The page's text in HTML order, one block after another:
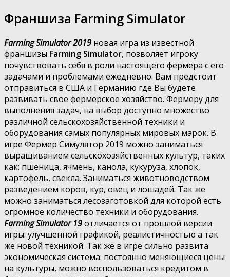
Франшиза Farming Simulator
Farming Simulator 2019 новая игра из известной
франшизы Farming Simulator, позволяет игроку
почувствовать себя в роли настоящего фермера с его
задачами и проблемами ежедневно. Вам предстоит
отправиться в США и Германию где Вы будете
развивать свое фермерское хозяйство. Фермеру для
выполнения задач, на выбор доступно множество
различной сельскохозяйственной техники и
оборудования самых популярных мировых марок. В
игре Фермер Симулятор 2019 можно заниматься
выращиванием сельскохозяйственных культур, таких
как: пшеница, ячмень, канола, кукуруза, хлопок,
картофель, свекла. Заниматься животноводством
разведением коров, кур, овец и лошадей. Так же
можно заниматься лесозаготовкой для которой есть
огромное количество техники и оборудования.
Farming Simulator 19отличается от прошлой версии
игры: улучшенной графикой, реалистичностью а так
же новой техникой. Так же в игре сильно развита
экономическая система: постоянно меняющиеся цены
на культуры, можно воспользоваться кредитом в